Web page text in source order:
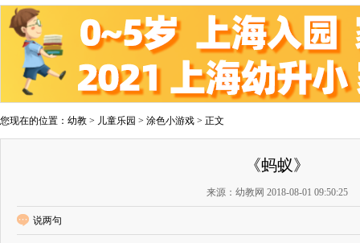
您现在的位置： 幼教 > 儿童乐园 > 涂色小游戏 > 正文
《蚂蚁》
来源：幼教网 2018-08-01 09:50:25
说两句